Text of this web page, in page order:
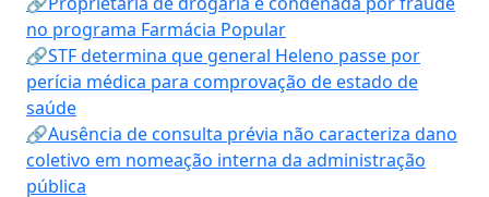
no programa Farmácia Popular
🔗STF determina que general Heleno passe por
perícia médica para comprovação de estado de
saúde
🔗Ausência de consulta prévia não caracteriza dano
coletivo em nomeação interna da administração
pública